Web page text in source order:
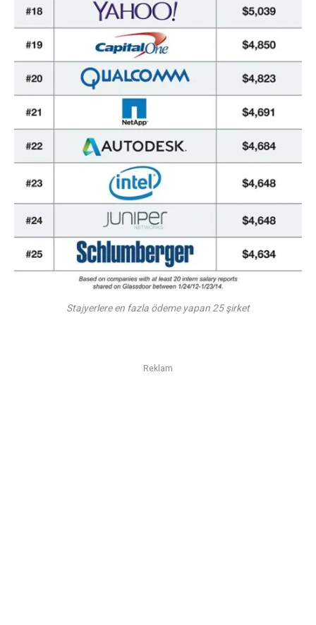
Stajyerlere en fazla ödeme yapan 25 şirket
Reklam